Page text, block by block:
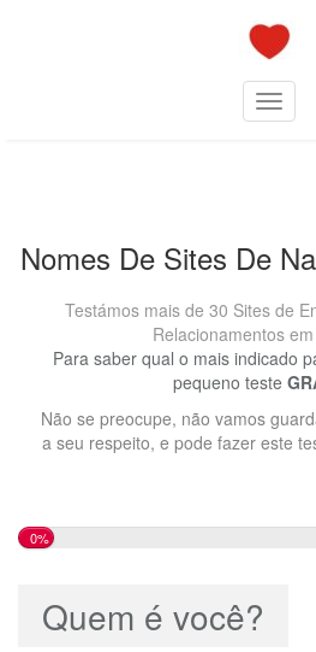
Nomes De Sites De
Testámos mais de 30 Sites de
Relacionamentos
Para saber qual o mais indicado
pequeno teste
Não se preocupe, não vamos
a seu respeito, e pode fazer este
0%
Quem é você?